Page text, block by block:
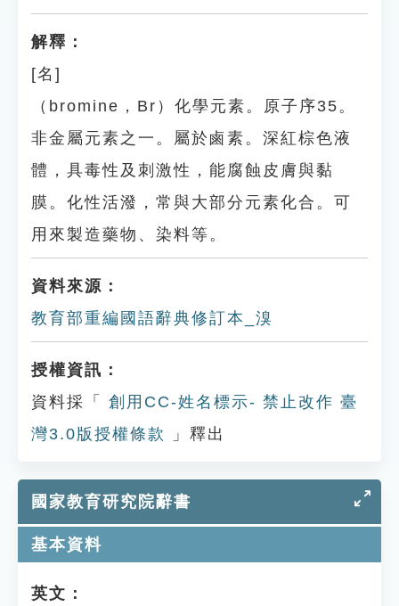
解釋：
[名]
（bromine，Br）化學元素。原子序35。
非金屬元素之一。屬於鹵素。深紅棕色液
體，具毒性及刺激性，能腐蝕皮膚與黏
膜。化性活潑，常與大部分元素化合。可
用來製造藥物、染料等。
資料來源：
教育部重編國語辭典修訂本_溴
授權資訊：
資料採「
創用CC-姓名標示- 禁止改作 臺
灣3.0版授權條款
」釋出
國家教育研究院辭書
基本資料
英文：